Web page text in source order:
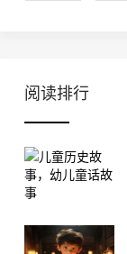
阅读排行